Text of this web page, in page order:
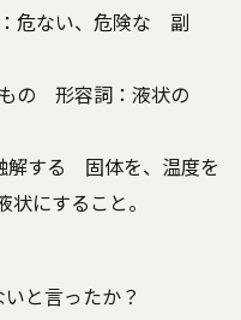
危ない、危険な 副
の 形容詞：液状の
する 固体を、温度を
にすること。
と言ったか？